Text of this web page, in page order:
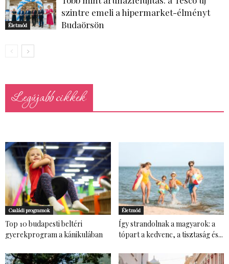
Életmód
szintre emeli a hipermarket-élményt
Budaörsön
Legújabb cikkek
Családi programok
Top 10 budapesti beltéri
gyerekprogram a kánikulában
Életmód
Így strandolnak a magyarok: a
tópart a kedvenc, a tisztaság és...